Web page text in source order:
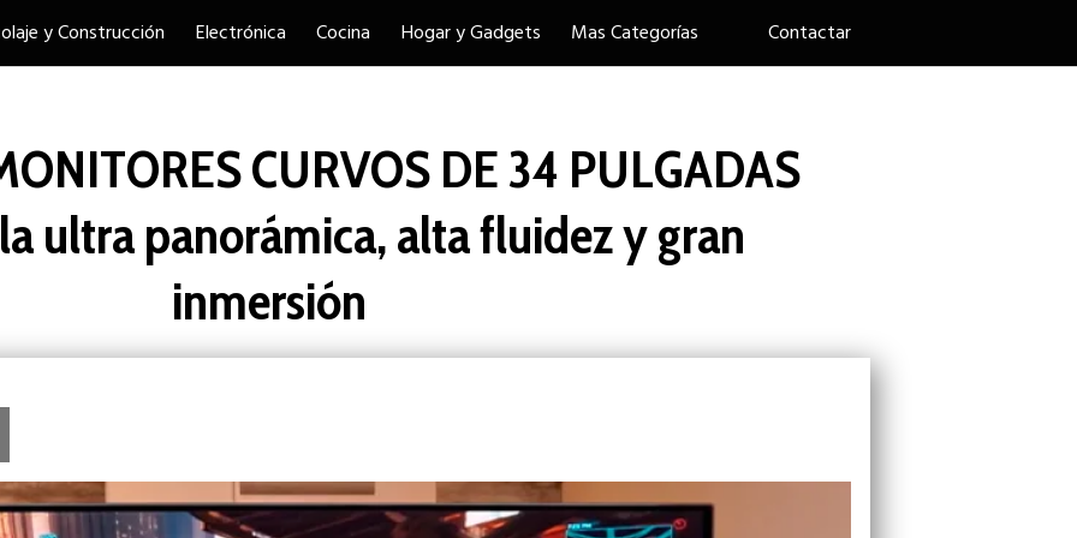
y Construcción Electrónica Cocina Hogar y Gadgets Mas Categorías Contactar
CURVOS DE 34 PULGADAS
ultra panorámica, alta fluidez y gran
inmersión